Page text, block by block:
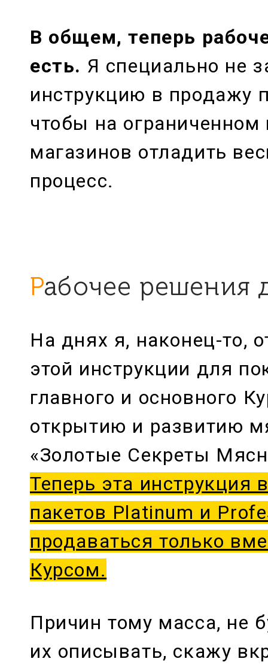
В общем, теперь
есть. Я специально не
инструкцию в продажу
чтобы на ограниченном
магазинов отладить
процесс.
Рабочее решения
На днях я, наконец-то,
этой инструкции для
главного и основного
открытию и развитию
«Золотые Секреты
Теперь эта инструкция
пакетов Platinum и
продаваться только
Курсом.
Причин тому масса, не
их описывать, скажу